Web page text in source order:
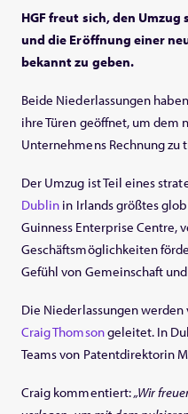
HGF freut sich, den
und die Eröffnung einer
bekannt zu geben.
Beide Niederlassungen
ihre Türen geöffnet, um dem
Unternehmens Rechnung zu
Der Umzug ist Teil eines
Dublin in Irlands größtes
Guinness Enterprise Centre,
Geschäftsmöglichkeiten
Gefühl von Gemeinschaft
Die Niederlassungen
Craig Thomsongeleitet. In
Teams von Patentdirektorin
Craig kommentiert:„Wir